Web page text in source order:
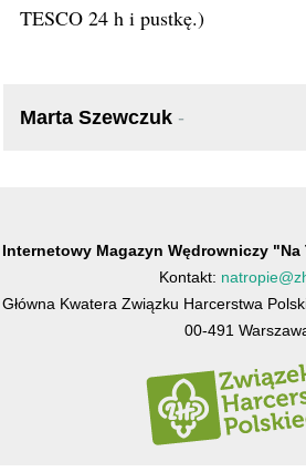
TESCO 24 h i pustkę.)
Marta Szewczuk -
Internetowy Magazyn Wędrowniczy "Na
Kontakt:
Główna Kwatera Związku Harcerstwa
00-491